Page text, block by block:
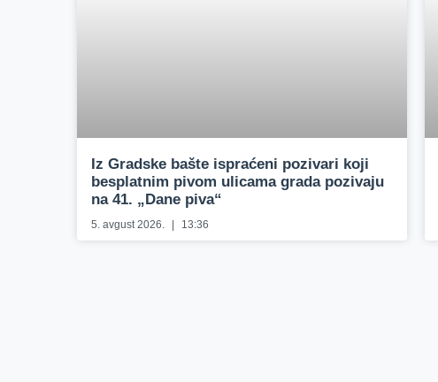
Iz Gradske bašte ispraćeni pozivari koji
besplatnim pivom ulicama grada pozivaju
na 41. „Dane piva“
5. avgust 2026. 13:36